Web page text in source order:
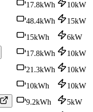
17.8kWh 10kW
48.4kWh 15kW
15kWh 6kW
17.8kWh 10kW
21.3kWh 10kW
10kWh 10kW
9.2kWh 5kW